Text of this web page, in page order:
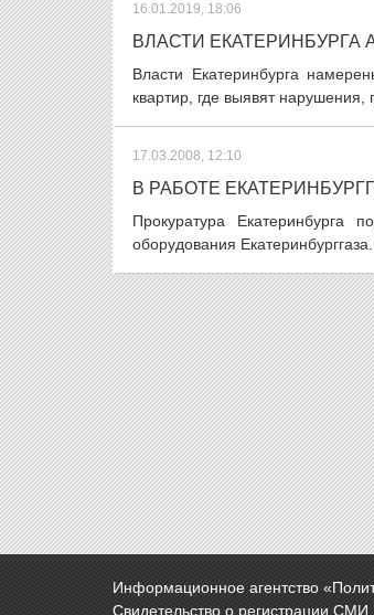
16.01.2019, 18:06
ВЛАСТИ
Власти Екатеринбурга
квартир, где выявят нарушения,
17.03.2008, 12:10
В РАБОТЕ
Прокуратура Екатеринбурга
оборудования
Информационное агентство
Свидетельство о регистрации